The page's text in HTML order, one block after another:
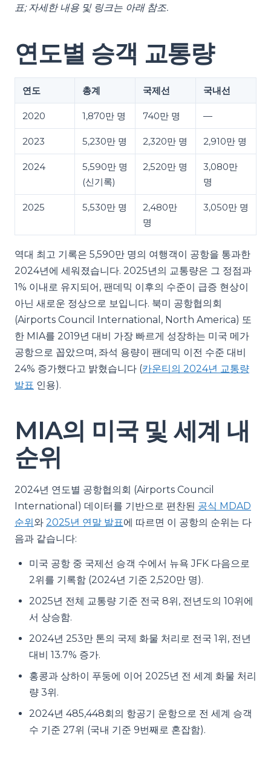
표; 자세한 내용 및 링크는 아래 참조.
연도별 승객 교통량
연도 총계 국제선 국내선
2020 1,870만 명 740만 명 —
2023 5,230만 명 2,320만 명 2,910만 명
2024
5,590만 명
(신기록)
2,520만 명
3,080만
명
2025 5,530만 명
2,480만
명
3,050만 명
역대 최고 기록은 5,590만 명의 여행객이 공항을 통과한
2024년에 세워졌습니다. 2025년의 교통량은 그 정점과
1% 이내로 유지되어, 팬데믹 이후의 수준이 급증 현상이
아닌 새로운 정상으로 보입니다. 북미 공항협의회
(Airports Council International, North America) 또
한 MIA를 2019년 대비 가장 빠르게 성장하는 미국 메가
공항으로 꼽았으며, 좌석 용량이 팬데믹 이전 수준 대비
24% 증가했다고 밝혔습니다 (카운티의 2024년 교통량
발표 인용).
MIA의 미국 및 세계 내
순위
2024년 연도별 공항협의회 (Airports Council
International) 데이터를 기반으로 편찬된 공식 MDAD
순위와 2025년 연말 발표에 따르면 이 공항의 순위는 다
음과 같습니다:
미국 공항 중 국제선 승객 수에서 뉴욕 JFK 다음으로
2위를 기록함 (2024년 기준 2,520만 명).
2025년 전체 교통량 기준 전국 8위, 전년도의 10위에
서 상승함.
2024년 253만 톤의 국제 화물 처리로 전국 1위, 전년
대비 13.7% 증가.
홍콩과 상하이 푸둥에 이어 2025년 전 세계 화물 처리
량 3위.
2024년 485,448회의 항공기 운항으로 전 세계 승객
수 기준 27위 (국내 기준 9번째로 혼잡함).